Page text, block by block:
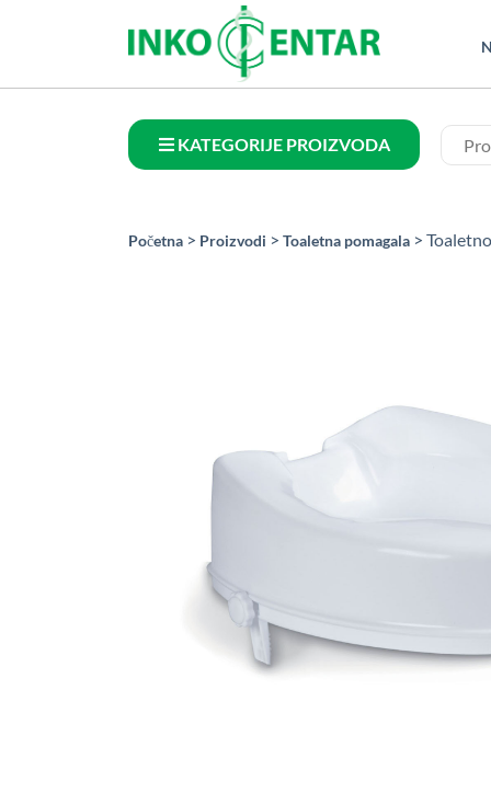
KATEGORIJE PROIZVODA
Početna > Proizvodi > Toaletna pomagala >